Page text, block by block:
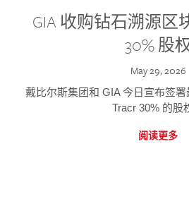
GIA 收购钻石溯源区
30% 股
May 29, 2026
戴比尔斯集团和 GIA 今日宣布签
Tracr 30% 的股
阅读更多